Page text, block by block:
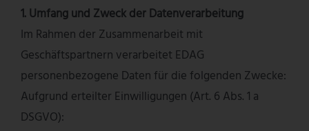
1. Umfang und Zweck der Datenverarbeitung
Im Rahmen der Zusammenarbeit mit
Geschäftspartnern verarbeitet EDAG
personenbezogene Daten für die folgenden Zwecke:
Aufgrund erteilter Einwilligungen (Art. 6 Abs. 1 a
DSGVO):